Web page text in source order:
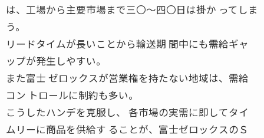
は、工場から主要市場まで三〇〜四〇日は掛か ってしま
う。
リードタイムが長いことから輸送期 間中にも需給ギャ
ップが発生しやすい。
また富士 ゼロックスが営業権を持たない地域は、需給
コン トロールに制約も多い。
こうしたハンデを克服し、 各市場の実需に即してタイ
ムリーに商品を供給す ることが、富士ゼロックスのＳ